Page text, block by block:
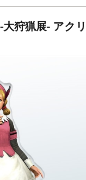
狩猟展- アク